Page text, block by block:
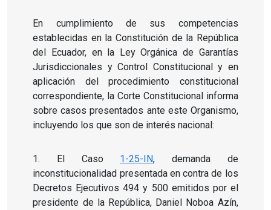
En cumplimiento de sus competencias
establecidas en la Constitución de la República
del Ecuador, en la Ley Orgánica de Garantías
Jurisdiccionales y Control Constitucional y en
aplicación del procedimiento constitucional
correspondiente, la Corte Constitucional informa
sobre casos presentados ante este Organismo,
incluyendo los que son de interés nacional:
1. El Caso 1-25-IN, demanda de
inconstitucionalidad presentada en contra de los
Decretos Ejecutivos 494 y 500 emitidos por el
presidente de la República, Daniel Noboa Azín,